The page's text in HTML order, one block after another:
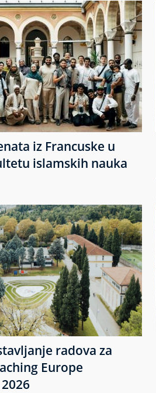
iz Francuske u
islamskih nauka
radova za
Europe